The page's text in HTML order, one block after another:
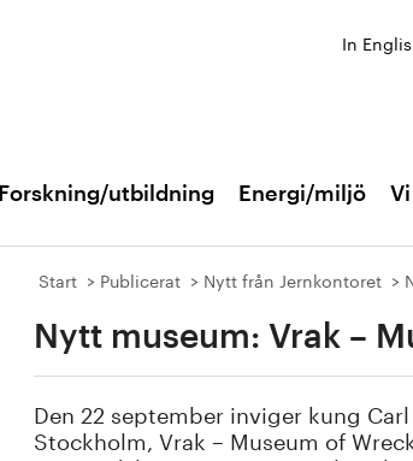
In
Forskning/utbildning Energi/miljö
Start Publicerat Nytt från Jernkontoret
Nytt museum: Vrak –
Den 22 september inviger kung
Stockholm, Vrak – Museum of